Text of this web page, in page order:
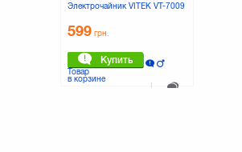
Электрочайник VITEK VT-7009
599 грн.
Купить
Товар
в корзине